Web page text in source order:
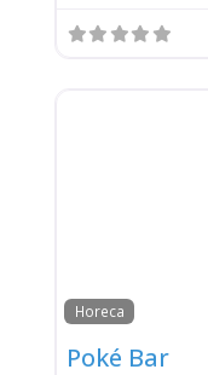
Horeca
Poké Bar